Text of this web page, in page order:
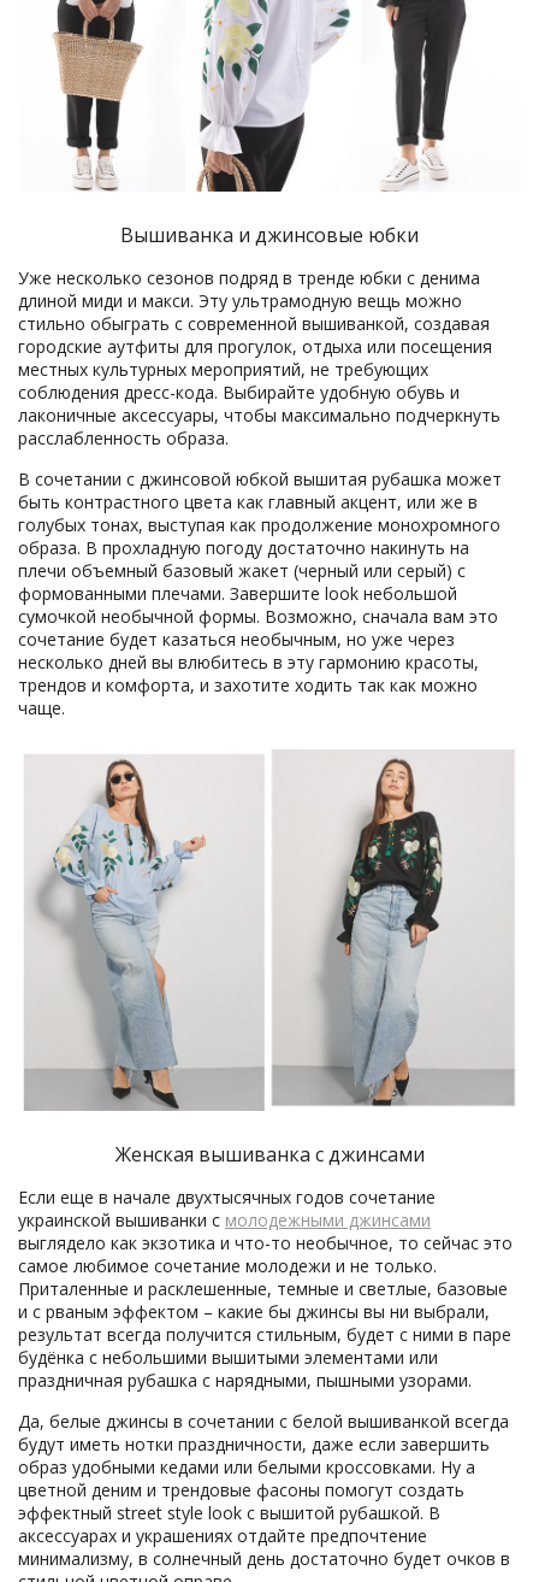
Вышиванка и джинсовые юбки
Уже несколько сезонов подряд в тренде юбки с денима
длиной миди и макси. Эту ультрамодную вещь можно
стильно обыграть с современной вышиванкой, создавая
городские аутфиты для прогулок, отдыха или посещения
местных культурных мероприятий, не требующих
соблюдения дресс-кода. Выбирайте удобную обувь и
лаконичные аксессуары, чтобы максимально подчеркнуть
расслабленность образа.
В сочетании с джинсовой юбкой вышитая рубашка может
быть контрастного цвета как главный акцент, или же в
голубых тонах, выступая как продолжение монохромного
образа. В прохладную погоду достаточно накинуть на
плечи объемный базовый жакет (черный или серый) с
формованными плечами. Завершите look небольшой
сумочкой необычной формы. Возможно, сначала вам это
сочетание будет казаться необычным, но уже через
несколько дней вы влюбитесь в эту гармонию красоты,
трендов и комфорта, и захотите ходить так как можно
чаще.
Женская вышиванка с джинсами
Если еще в начале двухтысячных годов сочетание
украинской вышиванки с молодежными джинсами
выглядело как экзотика и что-то необычное, то сейчас это
самое любимое сочетание молодежи и не только.
Приталенные и расклешенные, темные и светлые, базовые
и с рваным эффектом – какие бы джинсы вы ни выбрали,
результат всегда получится стильным, будет с ними в паре
будёнка с небольшими вышитыми элементами или
праздничная рубашка с нарядными, пышными узорами.
Да, белые джинсы в сочетании с белой вышиванкой всегда
будут иметь нотки праздничности, даже если завершить
образ удобными кедами или белыми кроссовками. Ну а
цветной деним и трендовые фасоны помогут создать
эффектный street style look с вышитой рубашкой. В
аксессуарах и украшениях отдайте предпочтение
минимализму, в солнечный день достаточно будет очков в